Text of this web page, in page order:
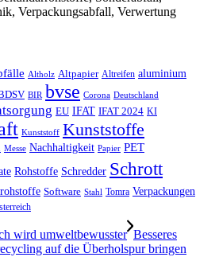
Verpackungsabfall, Verwertung
Altholz Altpapier Altreifen aluminium
BIR bvse Corona Deutschland
EU IFAT IFAT 2024 KI
Kunststoff Kunststoffe
Messe Nachhaltigkeit Papier PET
Rohstoffe Schredder Schrott
Software Stahl Tomra Verpackungen
wird umweltbewusster Besseres
auf die Überholspur bringen